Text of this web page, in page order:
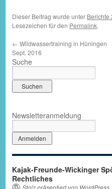
Dieser Beitrag wurde unter Berichte
Lesezeichen für den Permalink.
← Wildwassertraining in Hüningen
Sept. 2016
Suche
Newsletteranmeldung
Kajak-Freunde-Wickinger
Rechtliches
Stolz präsentiert von WordPress.